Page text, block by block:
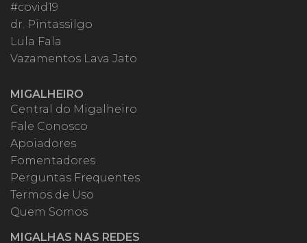
#covid19
dr. Pintassilgo
Lula Fala
Vazamentos Lava Jato
MIGALHEIRO
Central do Migalheiro
Fale Conosco
Apoiadores
Fomentadores
Perguntas Frequentes
Termos de Uso
Quem Somos
MIGALHAS NAS REDES